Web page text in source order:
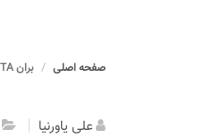
صفحه اصلی بران SOLECTA
علی یاورنیا